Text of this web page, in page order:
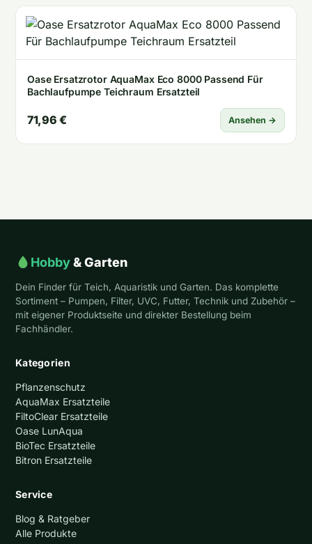
Oase Ersatzrotor AquaMax Eco 8000 Passend Für
Bachlaufpumpe Teichraum Ersatzteil
71,96 € Ansehen →
Hobby& Garten
Dein Finder für Teich, Aquaristik und Garten. Das komplette
Sortiment – Pumpen, Filter, UVC, Futter, Technik und Zubehör –
mit eigener Produktseite und direkter Bestellung beim
Fachhändler.
Kategorien
Pflanzenschutz
AquaMax Ersatzteile
FiltoClear Ersatzteile
Oase LunAqua
BioTec Ersatzteile
Bitron Ersatzteile
Service
Blog & Ratgeber
Alle Produkte